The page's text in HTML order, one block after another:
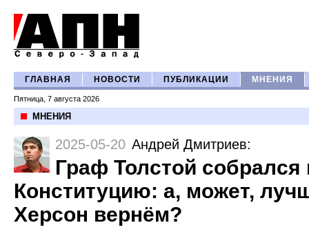
ГЛАВНАЯ НОВОСТИ ПУБЛИКАЦИИ МНЕНИЯ
Пятница, 7 августа 2026
МНЕНИЯ
2025-05-20 Андрей Дмитриев:
Граф Толстой собрался
Конституцию: а, может,
Херсон вернём?